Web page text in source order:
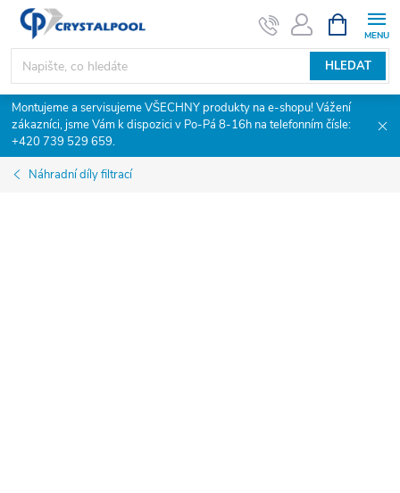
Přejít
obsah
HLEDAT
NÁKUPNÍ
KOŠÍK
Montujeme a servisujeme VŠECHNY produkty na e-shopu! Vážení
zákazníci, jsme Vám k dispozici v Po-Pá 8-16h na telefonním čísle:
+420 739 529 659.
Náhradní díly filtrací